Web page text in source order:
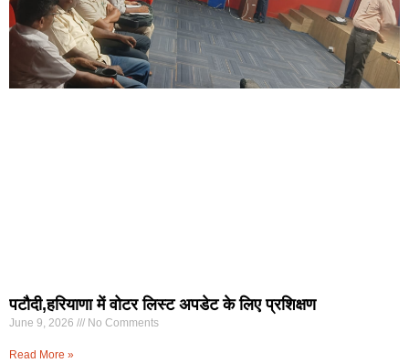
पटौदी,हरियाणा में वोटर लिस्ट अपडेट के लिए प्रशिक्षण
June 9, 2026 No Comments
Read More »